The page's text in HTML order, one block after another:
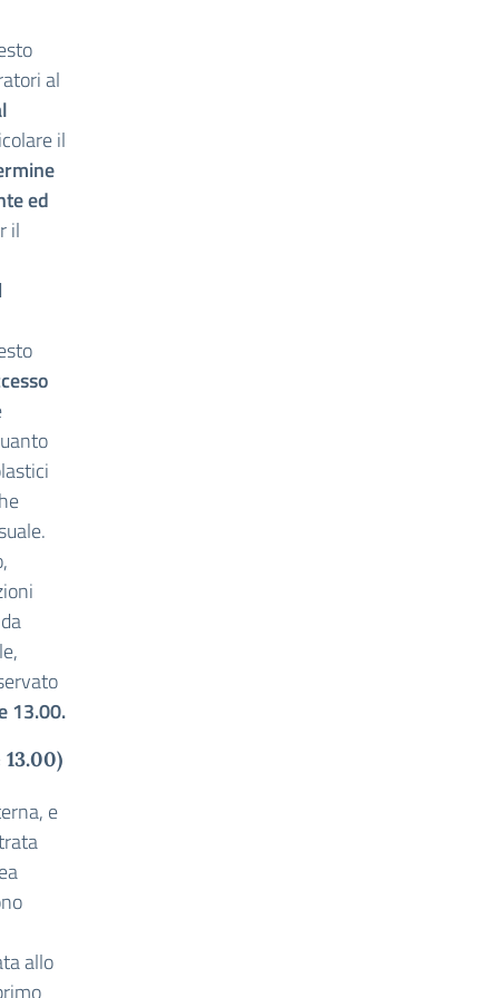
al
il
ed
il
13.00.
e
allo